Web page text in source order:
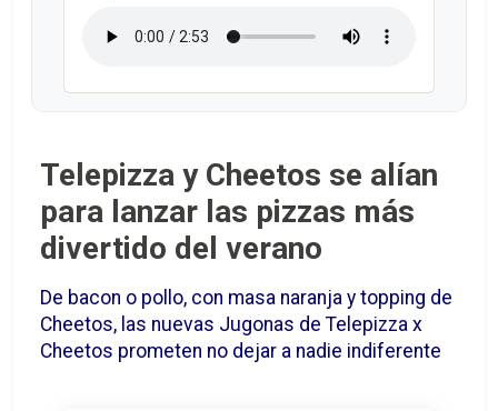
Telepizza y Cheetos se alían
para lanzar las pizzas más
divertido del verano
De bacon o pollo, con masa naranja y topping de
Cheetos, las nuevas Jugonas de Telepizza x
Cheetos prometen no dejar a nadie indiferente